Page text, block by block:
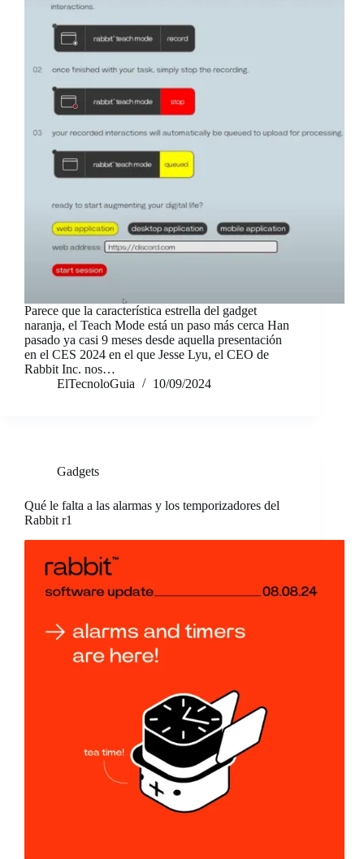
Parece que la característica estrella del gadget
naranja, el Teach Mode está un paso más cerca Han
pasado ya casi 9 meses desde aquella presentación
en el CES 2024 en el que Jesse Lyu, el CEO de
Rabbit Inc. nos…
ElTecnoloGuia
10/09/2024
Gadgets
Qué le falta a las alarmas y los temporizadores del
Rabbit r1